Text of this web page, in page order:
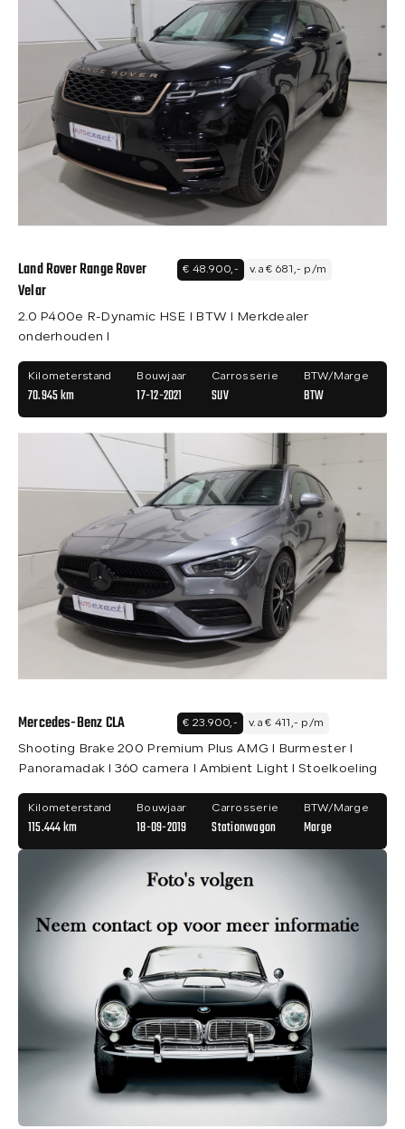
Land Rover Range Rover
Velar
€ 48.900,- v.a € 681,- p/m
2.0 P400e R-Dynamic HSE I BTW I Merkdealer
onderhouden I
Kilometerstand
70.945 km
Bouwjaar
17-12-2021
Carrosserie
SUV
BTW/Marge
BTW
Mercedes-Benz CLA € 23.900,- v.a € 411,- p/m
Shooting Brake 200 Premium Plus AMG I Burmester I
Panoramadak I 360 camera I Ambient Light I Stoelkoeling
Kilometerstand
115.444 km
Bouwjaar
18-09-2019
Carrosserie
Stationwagon
BTW/Marge
Marge